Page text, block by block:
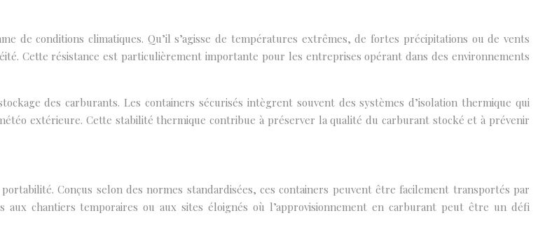
de conditions climatiques. Qu’il s’agisse de températures extrêmes, de fortes précipitations ou de vents
Cette résistance est particulièrement importante pour les entreprises opérant dans des environnements
des carburants. Les containers sécurisés intègrent souvent des systèmes d’isolation thermique qui
extérieure. Cette stabilité thermique contribue à préserver la qualité du carburant stocké et à prévenir
Conçus selon des normes standardisées, ces containers peuvent être facilement transportés par
chantiers temporaires ou aux sites éloignés où l’approvisionnement en carburant peut être un défi